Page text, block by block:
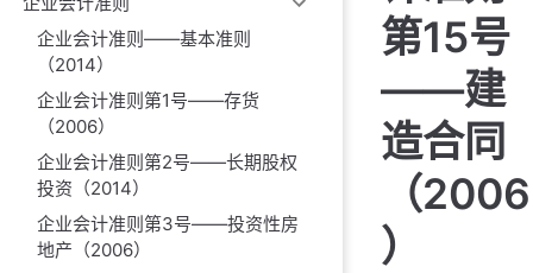
企业会计准则——基本准则
（2014）
企业会计准则第1号——存货
（2006）
企业会计准则第2号——长期股权
投资（2014）
企业会计准则第3号——投资性房
地产（2006）
第15号
——建
造合同
（2006
）